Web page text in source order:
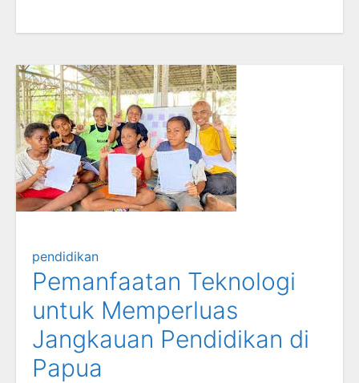
pendidikan
Pemanfaatan Teknologi
untuk Memperluas
Jangkauan Pendidikan di
Papua